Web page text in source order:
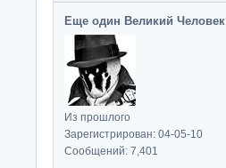
Еще один Великий Человек
Из прошлого
Зарегистрирован: 04-05-10
Сообщений: 7,401